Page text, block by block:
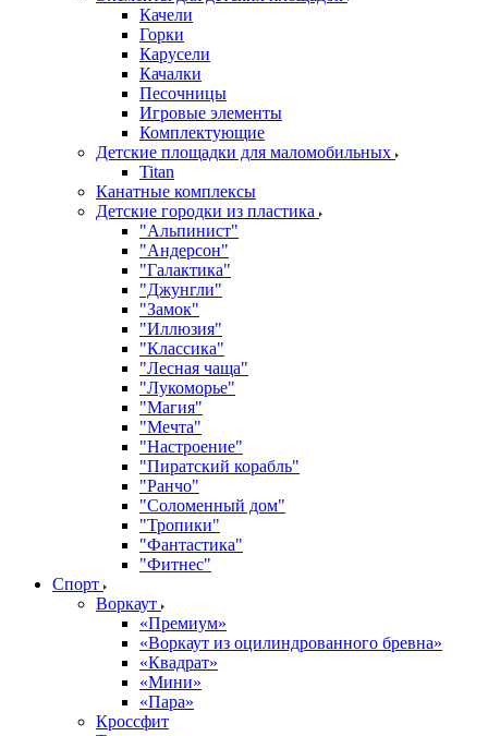
Качели
Горки
Карусели
Качалки
Песочницы
Игровые элементы
Комплектующие
Детские площадки для маломобильных
Titan
Канатные комплексы
Детские городки из пластика
"Альпинист"
"Андерсон"
"Галактика"
"Джунгли"
"Замок"
"Иллюзия"
"Классика"
"Лесная чаща"
"Лукоморье"
"Магия"
"Мечта"
"Настроение"
"Пиратский корабль"
"Ранчо"
"Соломенный дом"
"Тропики"
"Фантастика"
"Фитнес"
Спорт
Воркаут
«Премиум»
«Воркаут из оцилиндрованного бревна»
«Квадрат»
«Мини»
«Пара»
Кроссфит